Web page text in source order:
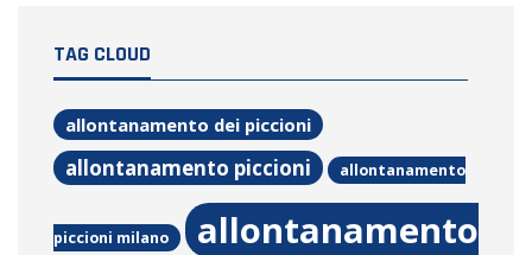
TAG CLOUD
allontanamento dei piccioni
allontanamento piccioni allontanamento
piccioni milano
allontanamento